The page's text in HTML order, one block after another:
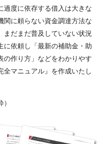
過度に依存する借入は大きな
関に頼らない資金調達方法な
まだまだ普及していない状況
に依頼し「最新の補助金・助
の作り方」などをわかりやす
全マニュアル』を作成いたし